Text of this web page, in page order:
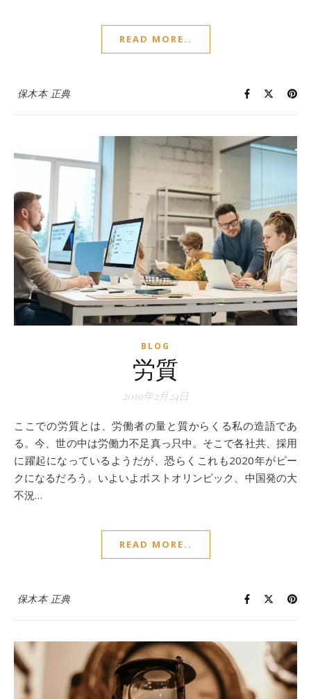
READ MORE..
保木本 正典
BLOG
労質
2019年2月24日
ここでの労質とは、労働者の量と質からくる私の造語であ
る。今、世の中は労働力不足真っ只中。そこで各社共、採用
に躍起になっているようだが、恐らくこれも2020年がピー
クになるだろう。いよいよポストオリンピック、中国発の大
不況…
READ MORE..
保木本 正典